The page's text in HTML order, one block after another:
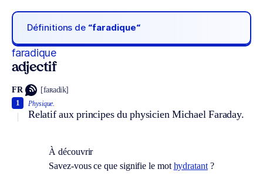
Définitions de “faradique“
faradique
adjectif
FR [faʀadik]
Physique.
Relatif aux principes du physicien Michael Faraday.
1
À découvrir
Savez-vous ce que signifie le mot hydratant?